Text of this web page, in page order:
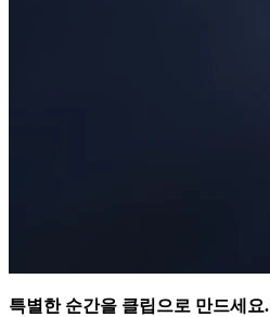
특별한 순간을 클립으로 만드세요.